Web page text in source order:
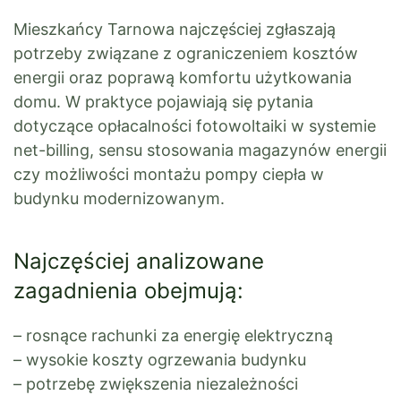
Mieszkańcy Tarnowa najczęściej zgłaszają
potrzeby związane z ograniczeniem kosztów
energii oraz poprawą komfortu użytkowania
domu. W praktyce pojawiają się pytania
dotyczące opłacalności fotowoltaiki w systemie
net-billing, sensu stosowania magazynów energii
czy możliwości montażu pompy ciepła w
budynku modernizowanym.
Najczęściej analizowane
zagadnienia obejmują:
– rosnące rachunki za energię elektryczną
– wysokie koszty ogrzewania budynku
– potrzebę zwiększenia niezależności